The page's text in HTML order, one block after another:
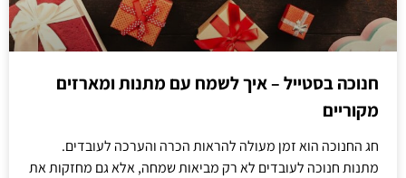
חנוכה בסטייל – איך לשמח עם מתנות ומארזים
מקוריים
חג החנוכה הוא זמן מעולה להראות הכרה והערכה לעובדים.
מתנות חנוכה לעובדים לא רק מביאות שמחה, אלא גם מחזקות את